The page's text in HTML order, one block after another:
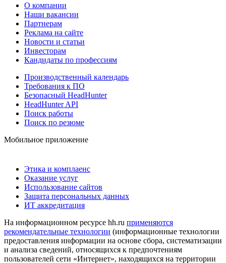
О компании
Наши вакансии
Партнерам
Реклама на сайте
Новости и статьи
Инвесторам
Кандидаты по профессиям
Производственный календарь
Требования к ПО
Безопасный HeadHunter
HeadHunter API
Поиск работы
Поиск по резюме
Мобильное приложение
Этика и комплаенс
Оказание услуг
Использование сайтов
Защита персональных данных
ИТ аккредитация
На информационном ресурсе hh.ru применяются
рекомендательные технологии (информационные технологии
предоставления информации на основе сбора, систематизации
и анализа сведений, относящихся к предпочтениям
пользователей сети «Интернет», находящихся на территории